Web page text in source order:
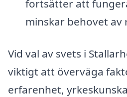
fortsätter att
minskar behovet av
Vid val av svets i
viktigt att överväga
erfarenhet,